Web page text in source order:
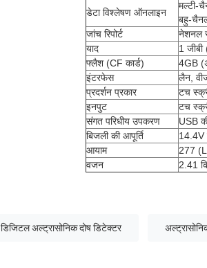
डेटा विश्लेषण ऑनलाइन
मल्टी-
बहु-
जांच रिपोर्ट
नेशनल
याद
1
फ्लैश (CF कार्ड)
4GB
इंटरफेस
लैन,
प्रदर्शन प्रकार
टच
इनपुट
टच
संगत परिधीय उपकरण
USB
बिजली की आपूर्ति
14.4V
आयाम
277
वजन
2.41
डिजिटल अल्ट्रासोनिक दोष डिटेक्टर